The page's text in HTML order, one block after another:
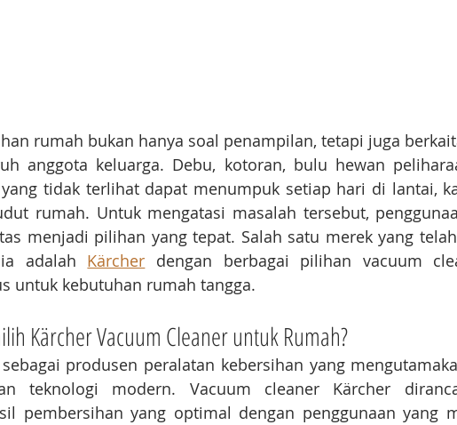
rumah bukan hanya soal penampilan, tetapi juga
anggota keluarga. Debu, kotoran, bulu hewan
tidak terlihat dapat menumpuk setiap hari di lantai,
rumah. Untuk mengatasi masalah tersebut,
menjadi pilihan yang tepat. Salah satu merek yang
adalah Kärcher dengan berbagai pilihan vacuum
untuk kebutuhan rumah tangga.
Kärcher Vacuum Cleaner untuk Rumah?
produsen peralatan kebersihan yang
teknologi modern. Vacuum cleaner Kärcher
pembersihan yang optimal dengan penggunaan yang